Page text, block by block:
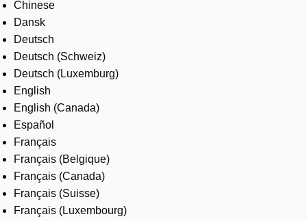
Industries
Services
About us
Where to buy
Contact us
Careers
Chinese
Dansk
Deutsch
Deutsch (Schweiz)
Deutsch (Luxemburg)
English
English (Canada)
Español
Français
Français (Belgique)
Français (Canada)
Français (Suisse)
Français (Luxembourg)